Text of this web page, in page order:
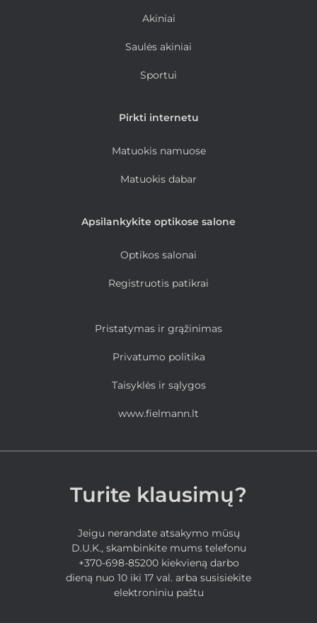
Akiniai
Saulės akiniai
Sportui
Pirkti internetu
Matuokis namuose
Matuokis dabar
Apsilankykite optikose salone
Optikos salonai
Registruotis patikrai
Pristatymas ir grąžinimas
Privatumo politika
Taisyklės ir sąlygos
www.fielmann.lt
Turite klausimų?
Jeigu nerandate atsakymo mūsų
D.U.K., skambinkite mums telefonu
+370-698-85200 kiekvieną darbo
dieną nuo 10 iki 17 val. arba susisiekite
elektroniniu paštu